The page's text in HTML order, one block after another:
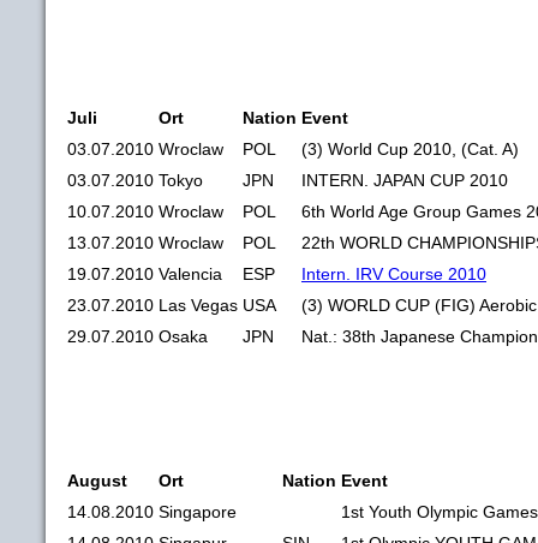
Juli Ort Nation Event
03.07.2010 Wroclaw POL
(3) World Cup 2010, (Cat. A)
03.07.2010 Tokyo JPN
INTERN. JAPAN CUP 2010
10.07.2010 Wroclaw POL
6th World Age Group Games
13.07.2010 Wroclaw POL
22th WORLD
19.07.2010 Valencia ESP
Intern. IRV Course 2010
23.07.2010 Las Vegas USA
(3) WORLD CUP (FIG)
29.07.2010 Osaka JPN Nat.: 38th Japanese
August Ort Nation Event
14.08.2010 Singapore
1st Youth Olympic